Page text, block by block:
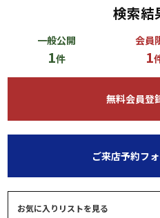
検索結
一般公開
1件
会員
1
無料会員登
ご来店予約フ
お気に入りリストを見る